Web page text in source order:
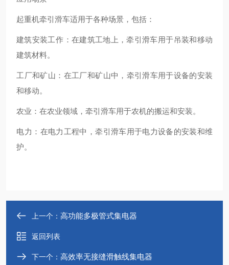
起重机牵引滑车适用于各种场景，包括：
建筑安装工作‌：在建筑工地上，牵引滑车用于吊装和移动
建筑材料。
‌工厂和矿山‌：在工厂和矿山中，牵引滑车用于设备的安装
和移动。
‌农业‌：在农业领域，牵引滑车用于农机的搬运和安装。
‌电力‌：在电力工程中，牵引滑车用于电力设备的安装和维
护‌。
上一个： 高功能多极管式集电器
返回列表
下一个： 高效率无接缝滑触线集电器